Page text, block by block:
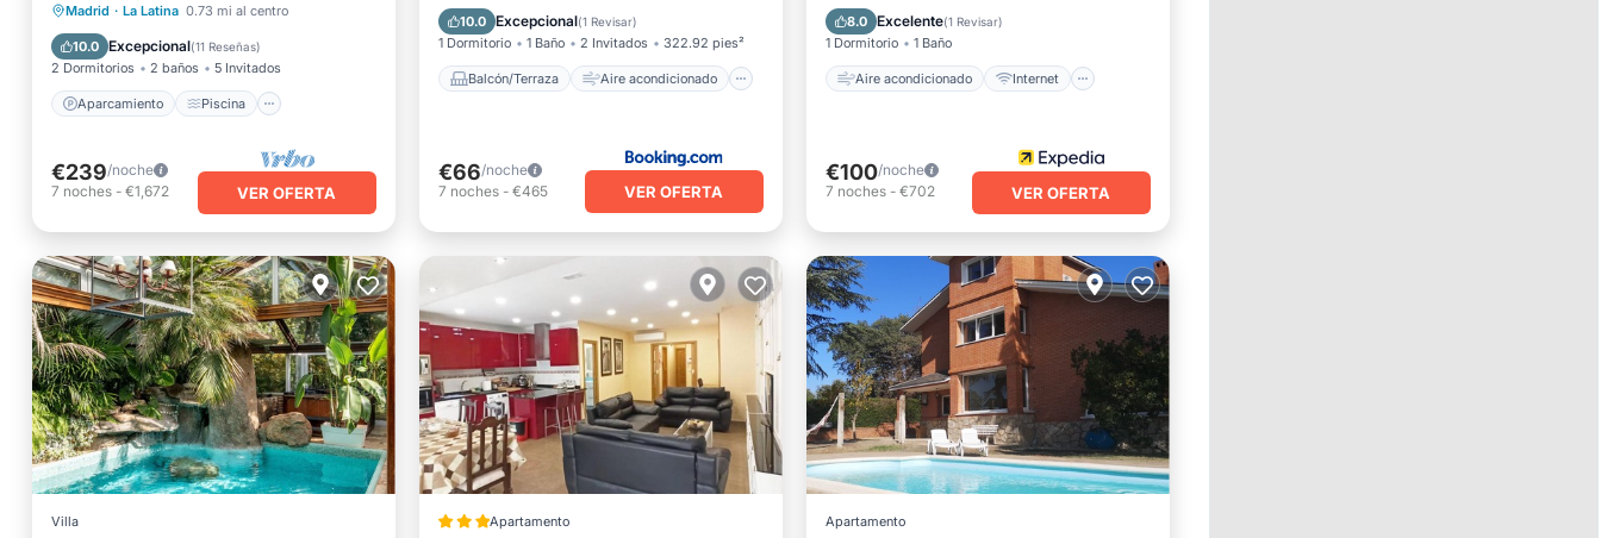
Madrid · La Latina 0.73 mi al centro
10.0 Excepcional(11 Reseñas)
2 Dormitorios 2 baños 5 Invitados
Aparcamiento Piscina
Aparcamiento
Piscina
Balcón/Terraza
Cocina
€239/noche
7 noches - €1,672 VER OFERTA
10.0 Excepcional(1 Revisar)
1 Dormitorio 1 Baño 2 Invitados 322.92 pies²
Balcón/Terraza Aire acondicionado
Seguridad/Protección
€66/noche
7 noches- €465 VER OFERTA
8.0 Excelente(1 Revisar)
1 Dormitorio 1 Baño
Aire acondicionado Internet
Apto para niños
€100/noche
7 noches- €702 VER OFERTA
Villa Apartamento Apartamento